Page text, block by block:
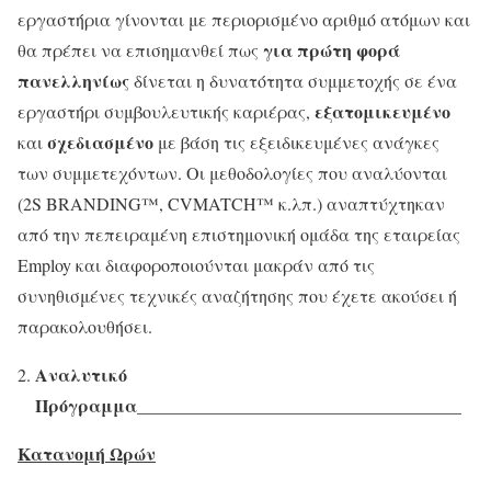
εργαστήρια γίνονται με περιορισμένο αριθμό ατόμων και
θα πρέπει να επισημανθεί πως για πρώτη φορά
πανελληνίωςδίνεται η δυνατότητα συμμετοχής σε ένα
εργαστήρι συμβουλευτικής καριέρας, εξατομικευμένο
καισχεδιασμένο με βάση τις εξειδικευμένες ανάγκες
των συμμετεχόντων. Οι μεθοδολογίες που αναλύονται
(2S BRANDING™, CVMATCH™ κ.λπ.) αναπτύχτηκαν
από την πεπειραμένη επιστημονική ομάδα της εταιρείας
Employ και διαφοροποιούνται μακράν από τις
συνηθισμένες τεχνικές αναζήτησης που έχετε ακούσει ή
παρακολουθήσει.
Αναλυτικό
Πρόγραμμα
Κατανομή Ωρών